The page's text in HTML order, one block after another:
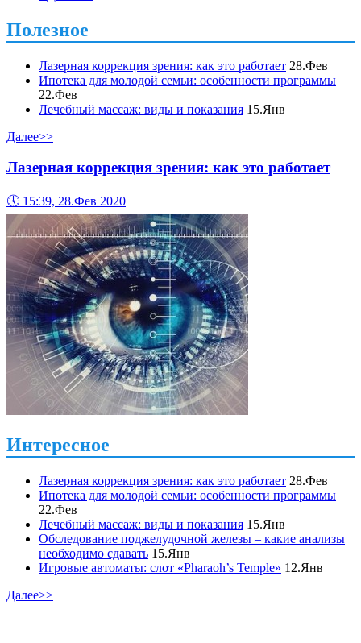
Полезное
Лазерная коррекция зрения: как это работает 28.Фев
Ипотека для молодой семьи: особенности программы
22.Фев
Лечебный массаж: виды и показания 15.Янв
Далее>>
Лазерная коррекция зрения: как это работает
🕔 15:39, 28.Фев 2020
Интересное
Лазерная коррекция зрения: как это работает 28.Фев
Ипотека для молодой семьи: особенности программы
22.Фев
Лечебный массаж: виды и показания 15.Янв
Обследование поджелудочной железы – какие анализы
необходимо сдавать 15.Янв
Игровые автоматы: слот «Pharaoh’s Temple» 12.Янв
Далее>>